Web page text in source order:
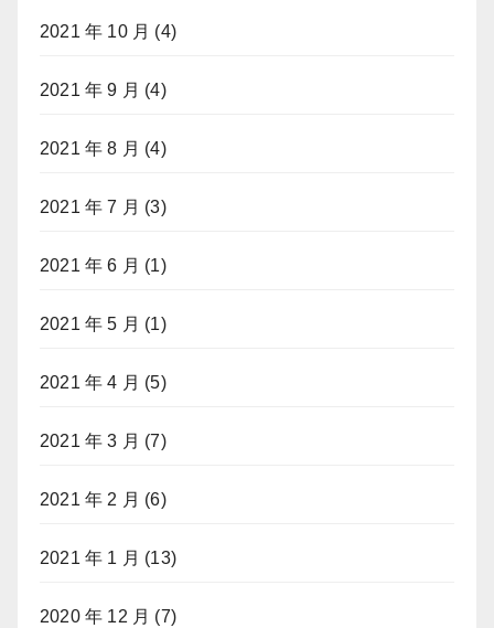
2021 年 10 月 (4)
2021 年 9 月 (4)
2021 年 8 月 (4)
2021 年 7 月 (3)
2021 年 6 月 (1)
2021 年 5 月 (1)
2021 年 4 月 (5)
2021 年 3 月 (7)
2021 年 2 月 (6)
2021 年 1 月 (13)
2020 年 12 月 (7)